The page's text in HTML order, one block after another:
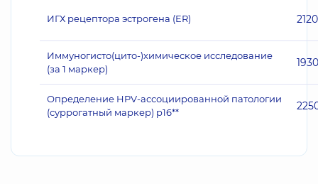
ИГХ рецептора эстрогена (ER) 2120
Иммуногисто(цито-)химическое исследование
(за 1 маркер)
1930
Определение HPV-ассоциированной патологии
(суррогатный маркер) p16**